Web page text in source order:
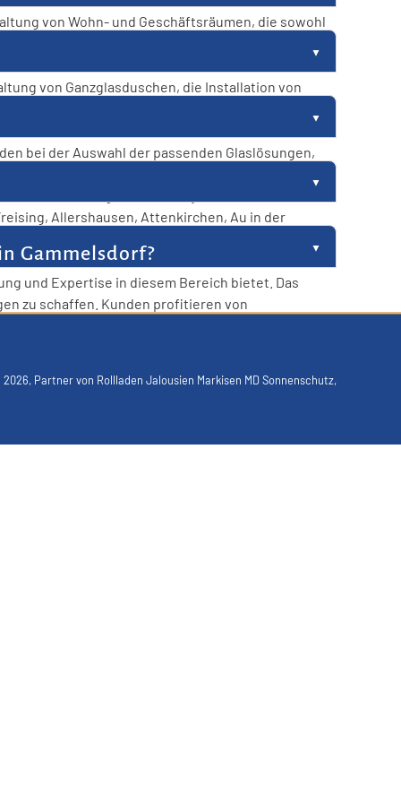
von Wohn- und Geschäftsräumen, die sowohl
von Ganzglasduschen, die Installation von
bei der Auswahl der passenden Glaslösungen,
Allershausen, Attenkirchen, Au in der
Service von DK Glasdesign profitieren. Die
Gammelsdorf?
und Expertise in diesem Bereich bietet. Das
zu schaffen. Kunden profitieren von
2026, Partner von Rollladen Jalousien Markisen MD Sonnenschutz,